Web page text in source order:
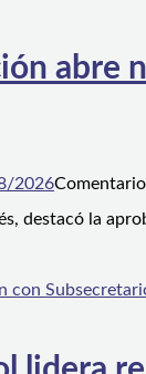
abre
2026
destacó la